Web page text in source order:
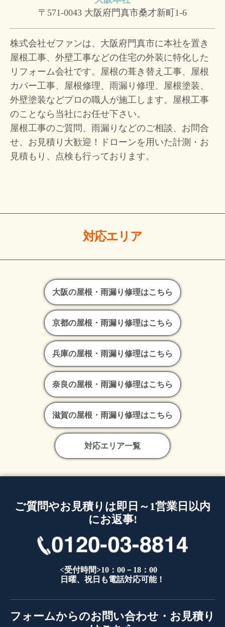
〒571-0043 大阪府門真市桑才新町1-6
株式会社ゼファンは、大阪府門真市に本社を置き
屋根工事、外壁工事などの住宅の外装に特化した
リフォーム会社です。屋根の葺き替え工事、屋根
カバー工事、屋根修理、雨漏り修理、屋根塗装、
外壁塗装などプロの職人が施工します。屋根工事
のことなら当社にお任せ下さい。
屋根工事のご質問、雨漏りなどのご相談、お問合
せ、お見積り大歓迎！
ドローンを用いた計測・お
見積もり、点検も行っております。
対応エリア
大阪の屋根・雨漏り修理はこちら
京都の屋根・雨漏り修理はこちら
兵庫の屋根・雨漏り修理はこちら
奈良の屋根・雨漏り修理はこちら
滋賀の屋根・雨漏り修理はこちら
対応エリア一覧
ご質問やお見積りは即日～1営業日以内
にお返事!
<受付時間>10：00－18：00
日曜、祝日も電話対応可能！
フォームからのお問い合わせ・お見積り